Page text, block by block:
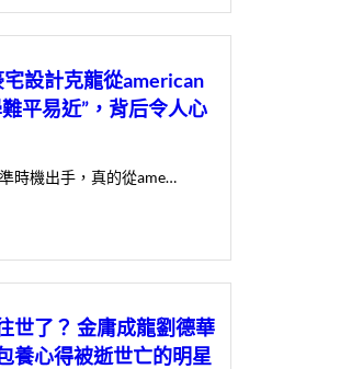
設計克龍從american
平易近”，背后令人心
時機出手，真的從ame…
世了？ 金庸成龍劉德華
養心得被逝世亡的明星